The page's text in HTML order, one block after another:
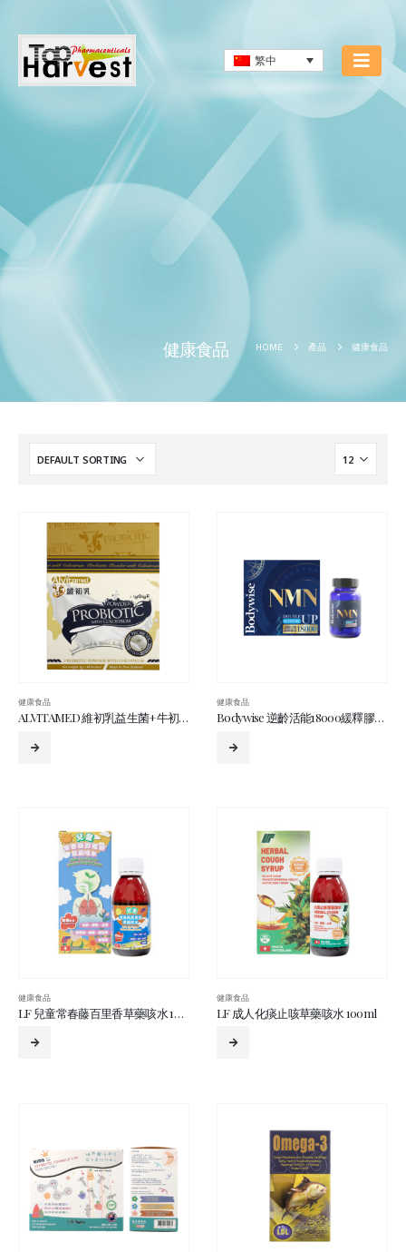
繁中
健康食品 HOME 產品 健康食品
健康食品
ALVITAMED 維初乳益生菌+牛初乳 3克x30包
健康食品
Bodywise 逆齡活能18000緩釋膠囊 60粒
健康食品
LF 兒童常春藤百里香草藥咳水 100ml
健康食品
LF 成人化痰止咳草藥咳水 100ml